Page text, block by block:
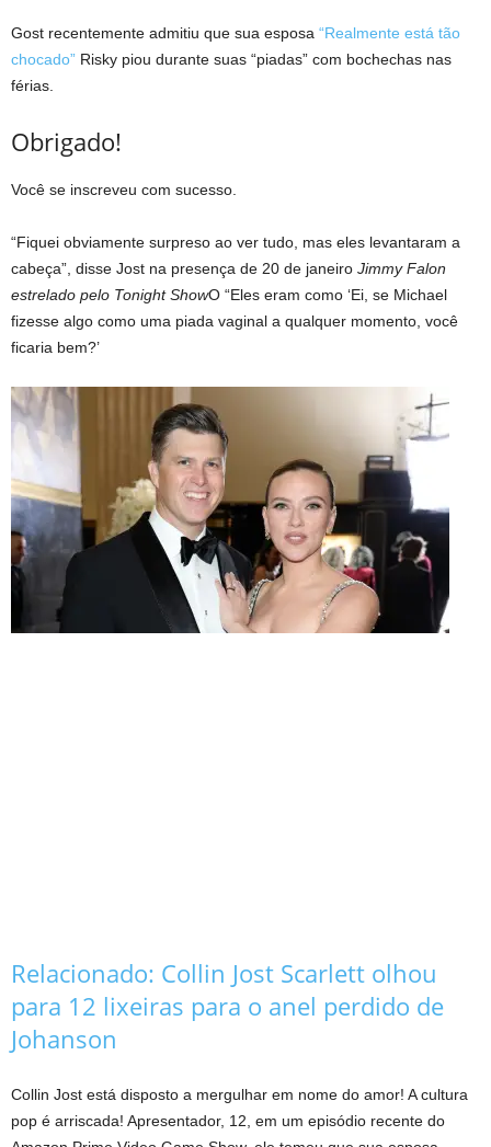
Gost recentemente admitiu que sua esposa “Realmente está tão
chocado” Risky piou durante suas “piadas” com bochechas nas
férias.
Obrigado!
Você se inscreveu com sucesso.
“Fiquei obviamente surpreso ao ver tudo, mas eles levantaram a
cabeça”, disse Jost na presença de 20 de janeiro Jimmy Falon
estrelado pelo Tonight ShowO “Eles eram como ‘Ei, se Michael
fizesse algo como uma piada vaginal a qualquer momento, você
ficaria bem?’
Relacionado: Collin Jost Scarlett olhou
para 12 lixeiras para o anel perdido de
Johanson
Collin Jost está disposto a mergulhar em nome do amor! A cultura
pop é arriscada! Apresentador, 12, em um episódio recente do